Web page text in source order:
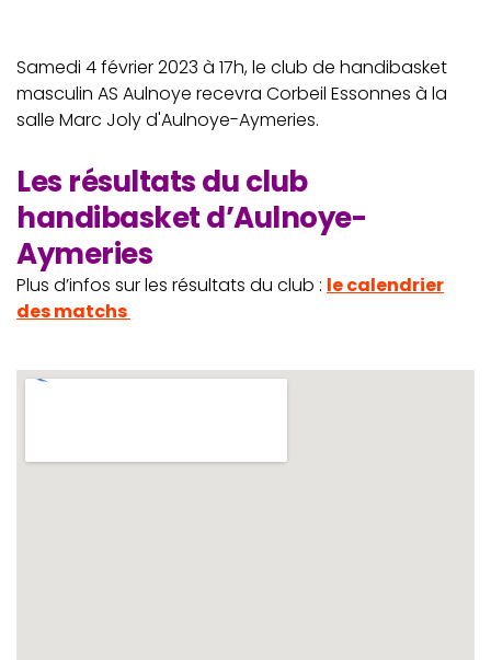
Samedi 4 février 2023 à 17h, le club de handibasket
masculin AS Aulnoye recevra Corbeil Essonnes à la
salle Marc Joly d'Aulnoye-Aymeries.
Les résultats du club
handibasket d’Aulnoye-
Aymeries
Plus d’infos sur les résultats du club : le calendrier
des matchs